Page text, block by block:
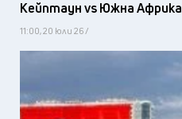
Кейптаун vs Южна Африка
11:00, 20 юли 26 /